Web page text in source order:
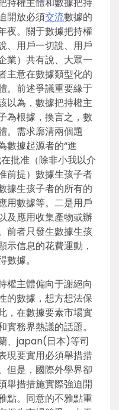
開放必須交流數據的
夜。關于數據把持權
、用戶一切說、用戶
業）共有說、大眾一
主意在數據類型化的
。前述爭議重要緣于
以為，數據把持權主
為根據，換言之，數
。需求廓清兩個題
數據起源者的“進
批准（除非小我以介
前提）數據生孩子者
據生孩子者的所有的
用數據等。二是用戶
及應用收集產物或辦
前者只發生數據生孩
示信息的花費運動，
據。
權主體偏向于謝絕向
的數據，想方想法保
，在數據要素市場實
務界熱議的話題。
、japan(日本)等司
現要實用必須舉措措
但是，國際外學界卻
舉措措施實際強迫開
點。同意的不雅點重